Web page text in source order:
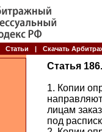
Статьи | Скачать
Статья
1. Копии
лицам
под